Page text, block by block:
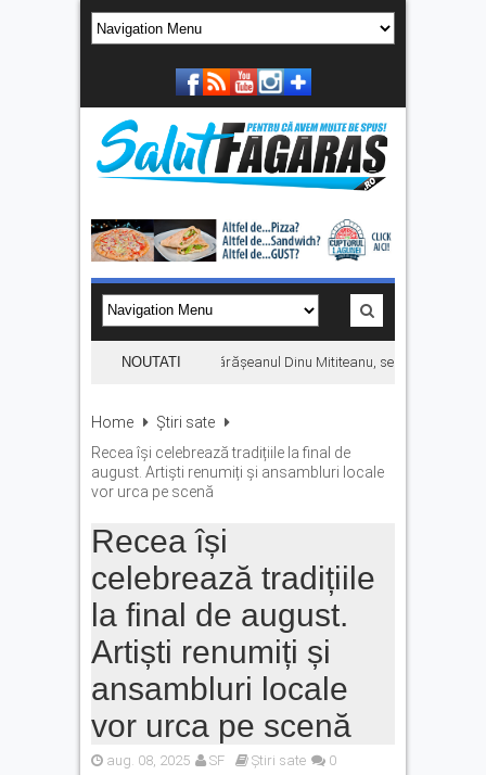
NOUTATI
prin munți”, filmul despre făgărășeanul Dinu Mititeanu, se vede la
Home
Știri sate
Recea își celebrează tradițiile la final de
august. Artiști renumiți și ansambluri locale
vor urca pe scenă
Recea își
celebrează tradițiile
la final de august.
Artiști renumiți și
ansambluri locale
vor urca pe scenă
aug. 08, 2025 SF Știri sate 0